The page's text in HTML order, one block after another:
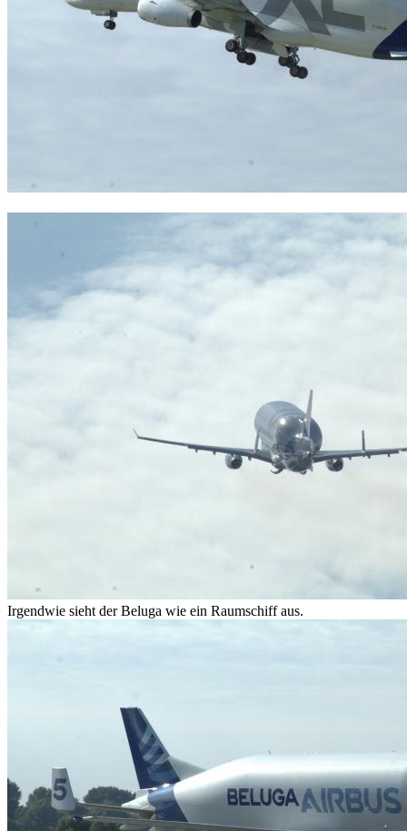
Irgendwie sieht der Beluga wie ein Raumschiff aus.